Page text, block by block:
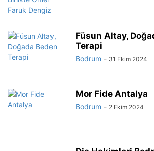
Füsun Altay,
Terapi
Bodrum - 31 Ekim 2024
Mor Fide Antalya
Bodrum - 2 Ekim 2024